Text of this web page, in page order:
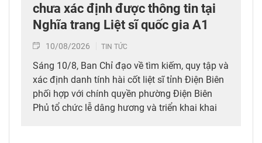
chưa xác định được thông tin tại
Nghĩa trang Liệt sĩ quốc gia A1
10/08/2026 TIN TỨC
Sáng 10/8, Ban Chỉ đạo về tìm kiếm, quy tập và
xác định danh tính hài cốt liệt sĩ tỉnh Điện Biên
phối hợp với chính quyền phường Điện Biên
Phủ tổ chức lễ dâng hương và triển khai khai